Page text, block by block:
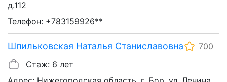
д.112
Телефон: +783159926**
Шпильковская Наталья Станиславовна
700
Стаж: 6 лет